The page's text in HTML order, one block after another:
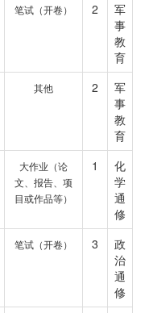
笔试（开卷） 2
军
事
教
育
其他 2
军
事
教
育
大作业（论
文、报告、项
目或作品等）
1
化
学
通
修
笔试（开卷） 3
政
治
通
修